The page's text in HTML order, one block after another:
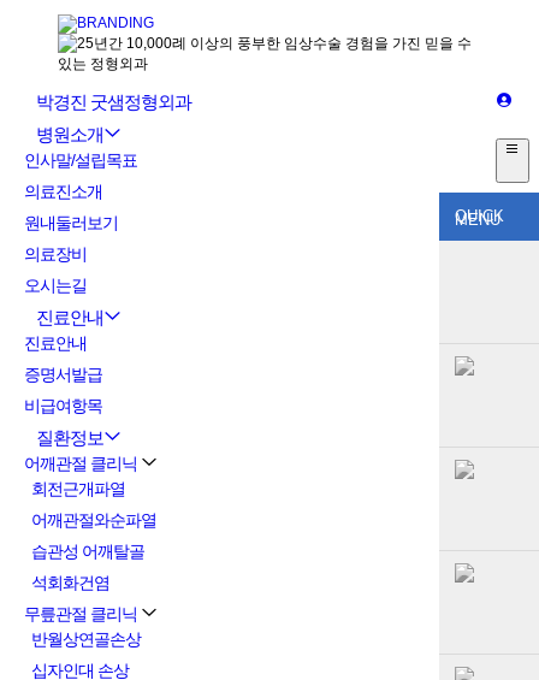
QUICK
MENU
박경진 굿샘정형외과
병원소개
인사말/설립목표
의료진소개
원내둘러보기
의료장비
오시는길
진료안내
진료안내
증명서발급
비급여항목
질환정보
어깨관절 클리닉
회전근개파열
어깨관절와순파열
습관성 어깨탈골
석회화건염
무릎관절 클리닉
반월상연골손상
십자인대 손상